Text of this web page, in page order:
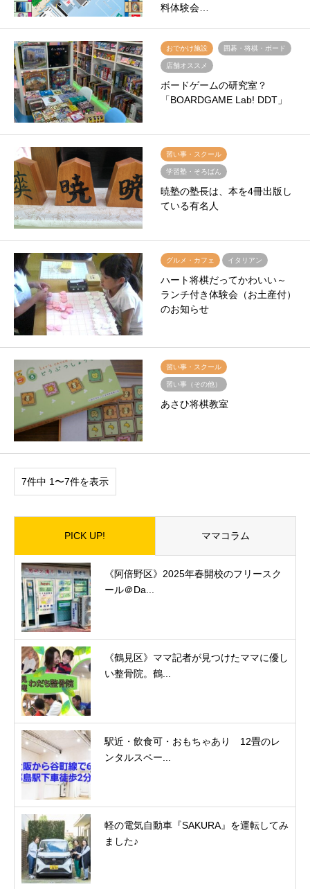
料体験会…
おでかけ施設 囲碁・将棋・ボード
店舗オススメ
ボードゲームの研究室？
「BOARDGAME Lab! DDT」
習い事・スクール
学習塾・そろばん
暁塾の塾長は、本を4冊出版し
ている有名人
グルメ・カフェ イタリアン
ハート将棋だってかわいい～
ランチ付き体験会（お土産付）
のお知らせ
習い事・スクール
習い事（その他）
あさひ将棋教室
7件中 1〜7件を表示
PICK UP! ママコラム
《阿倍野区》2025年春開校のフリースク
ール＠Da...
《鶴見区》ママ記者が見つけたママに優し
い整骨院。鶴...
駅近・飲食可・おもちゃあり 12畳のレ
ンタルスペー...
軽の電気自動車『SAKURA』を運転してみ
ました♪